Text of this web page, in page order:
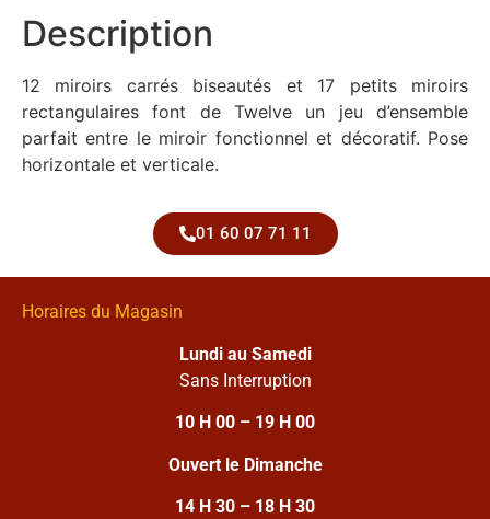
Description
12 miroirs carrés biseautés et 17 petits miroirs
rectangulaires font de Twelve un jeu d’ensemble
parfait entre le miroir fonctionnel et décoratif. Pose
horizontale et verticale.
01 60 07 71 11
Horaires du Magasin
Lundi au Samedi
Sans Interruption
10 H 00 – 19 H 00
Ouvert le Dimanche
14 H 30 – 18 H 30